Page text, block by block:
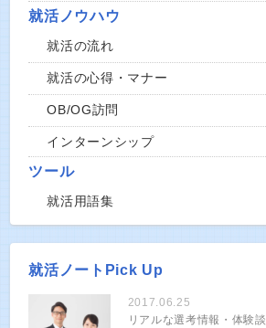
就活ノウハウ
就活の流れ
就活の心得・マナー
OB/OG訪問
インターンシップ
ツール
就活用語集
就活ノートPick Up
2017.06.25
リアルな選考情報・体験談